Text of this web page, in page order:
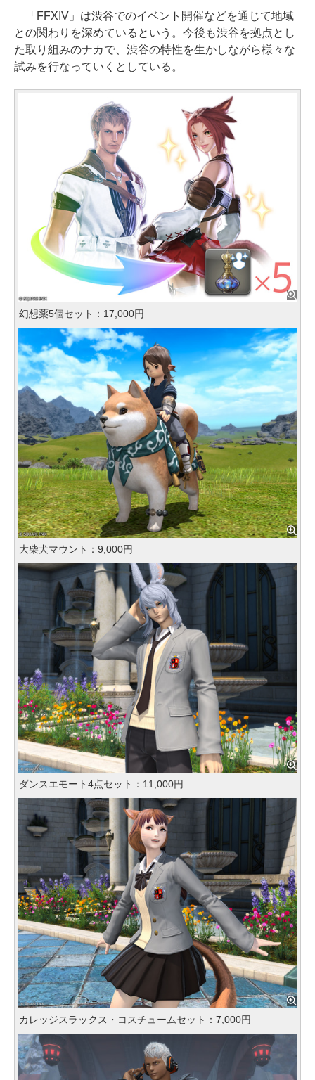
「FFXIV」は渋谷でのイベント開催などを通じて地域
との関わりを深めているという。今後も渋谷を拠点とし
た取り組みのナカで、渋谷の特性を生かしながら様々な
試みを行なっていくとしている。
幻想薬5個セット：17,000円
大柴犬マウント：9,000円
ダンスエモート4点セット：11,000円
カレッジスラックス・コスチュームセット：7,000円